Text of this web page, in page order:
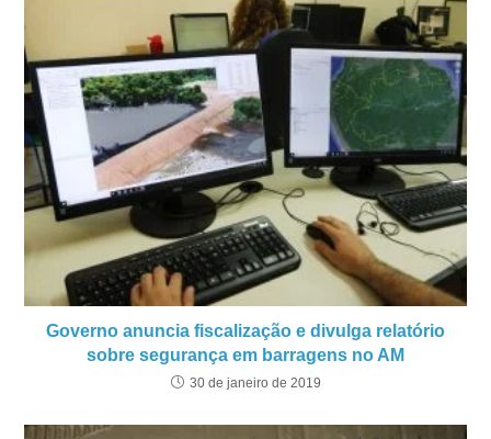
Governo anuncia fiscalização e divulga relatório
sobre segurança em barragens no AM
30 de janeiro de 2019